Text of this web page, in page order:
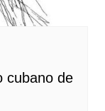
cubano de